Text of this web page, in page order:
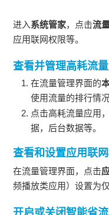
进入系统管家，点击流
应用联网权限等。
查看并管理高耗流
在流量管理界面的
使用流量的排行情况
点击高耗流量应用
据，后台数据等。
查看和设置应用联
在流量管理界面，点击
频播放类应用）设置为
开启或关闭智能省